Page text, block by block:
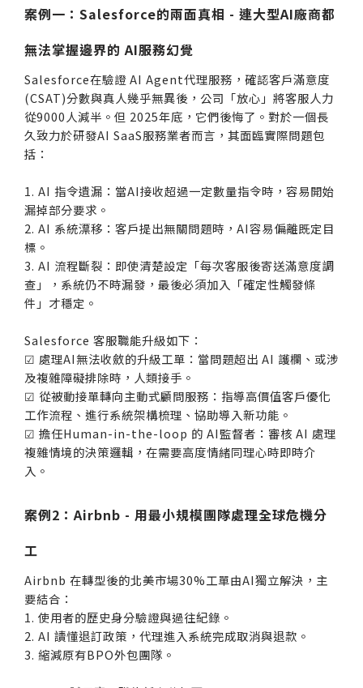
案例一：Salesforce的兩面真相 - 連大型AI廠商都
無法掌握邊界的 AI服務幻覺
Salesforce在驗證 AI Agent代理服務，確認客戶滿意度
(CSAT)分數與真人幾乎無異後，公司「放心」將客服人力
從9000人減半。但 2025年底，它們後悔了。對於一個長
久致力於研發AI SaaS服務業者而言，其面臨實際問題包
括：
1. AI 指令遺漏：當AI接收超過一定數量指令時，容易開始
漏掉部分要求。
2. AI 系統漂移：客戶提出無關問題時，AI容易偏離既定目
標。
3. AI 流程斷裂：即使清楚設定「每次客服後寄送滿意度調
查」，系統仍不時漏發，最後必須加入「確定性觸發條
件」才穩定。
Salesforce 客服職能升級如下：
☑ 處理AI無法收斂的升級工單：當問題超出 AI 護欄、或涉
及複雜障礙排除時，人類接手。
☑ 從被動接單轉向主動式顧問服務：指導高價值客戶優化
工作流程、進行系統架構梳理、協助導入新功能。
☑ 擔任Human-in-the-loop 的 AI監督者：審核 AI 處理
複雜情境的決策邏輯，在需要高度情緒同理心時即時介
入。
案例2：Airbnb - 用最小規模團隊處理全球危機分
工
Airbnb 在轉型後的北美市場30%工單由AI獨立解決，主
要結合：
1. 使用者的歷史身分驗證與過往紀錄。
2. AI 讀懂退訂政策，代理進入系統完成取消與退款。
3. 縮減原有BPO外包團隊。